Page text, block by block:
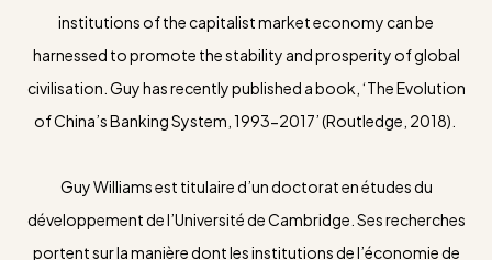
institutions of the capitalist market economy can be
harnessed to promote the stability and prosperity of global
civilisation. Guy has recently published a book, ‘The Evolution
of China’s Banking System, 1993-2017’ (Routledge, 2018).
Guy Williams est titulaire d’un doctorat en études du
développement de l’Université de Cambridge. Ses recherches
portent sur la manière dont les institutions de l’économie de